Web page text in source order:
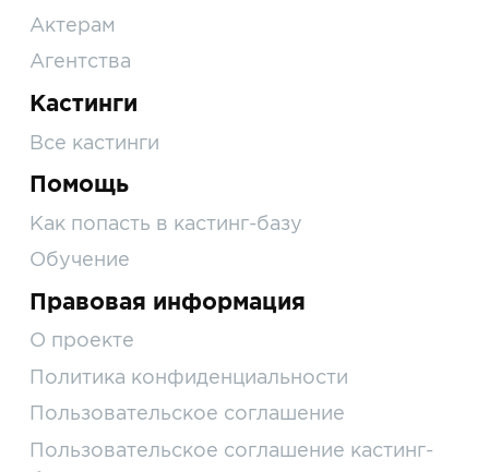
Актерам
Агентства
Кастинги
Все кастинги
Помощь
Как попасть в кастинг-базу
Обучение
Правовая информация
О проекте
Политика конфиденциальности
Пользовательское соглашение
Пользовательское соглашение кастинг-